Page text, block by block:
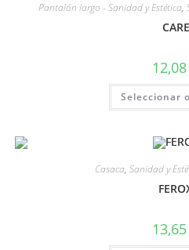
Pantalón largo - Sanidad y Estética,
CARE
12,08
Seleccionar
Casaca, Sanidad y
13,65